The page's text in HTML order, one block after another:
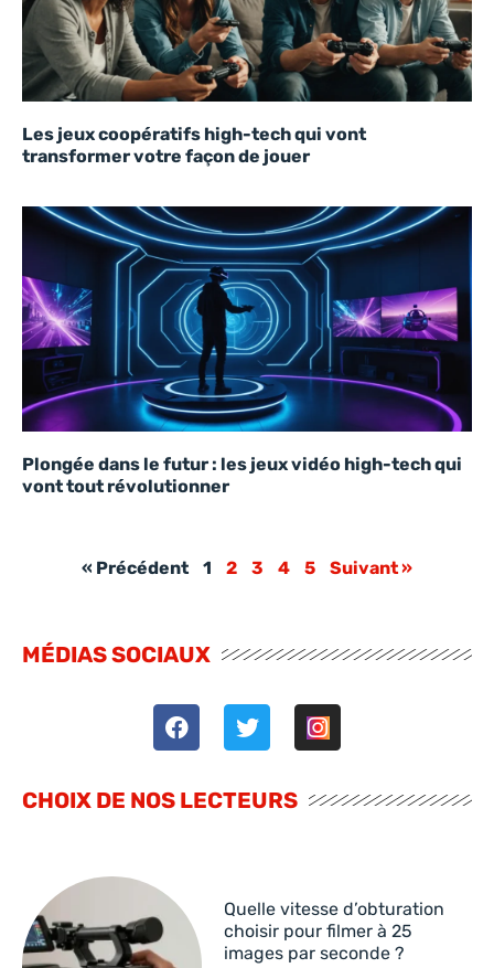
Les jeux coopératifs high-tech qui vont
transformer votre façon de jouer
Plongée dans le futur : les jeux vidéo high-tech qui
vont tout révolutionner
« Précédent 1 2 3 4 5 Suivant »
MÉDIAS SOCIAUX
CHOIX DE NOS LECTEURS
Quelle vitesse d’obturation
choisir pour filmer à 25
images par seconde ?